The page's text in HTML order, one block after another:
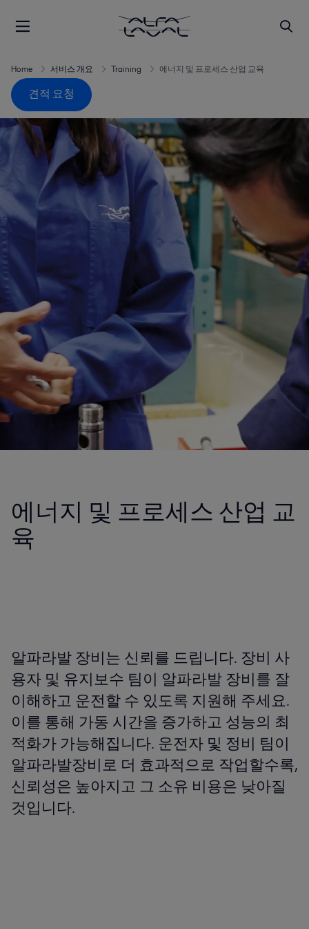
Home 서비스 개요 Training 에너지 및 프로세스 산업 교육
견적 요청
에너지 및 프로세스 산업 교
육
알파라발 장비는 신뢰를 드립니다. 장비 사
용자 및 유지보수 팀이 알파라발 장비를 잘
이해하고 운전할 수 있도록 지원해 주세요.
이를 통해 가동 시간을 증가하고 성능의 최
적화가 가능해집니다. 운전자 및 정비 팀이
알파라발장비로 더 효과적으로 작업할수록,
신뢰성은 높아지고 그 소유 비용은 낮아질
것입니다.